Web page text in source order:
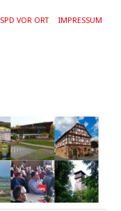
SPD VOR ORT IMPRESSUM